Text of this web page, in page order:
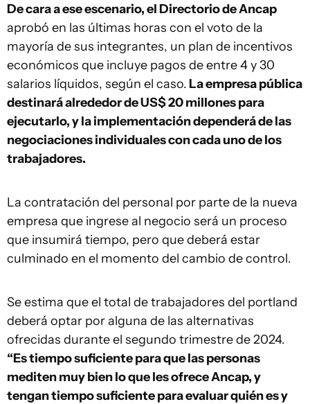
De cara a ese escenario, el Directorio de Ancap
aprobó en las últimas horas con el voto de la
mayoría de sus integrantes, un plan de incentivos
económicos que incluye pagos de entre 4 y 30
salarios líquidos, según el caso. La empresa pública
destinará alrededor de US$ 20 millones para
ejecutarlo, y la implementación dependerá de las
negociaciones individuales con cada uno de los
trabajadores.
La contratación del personal por parte de la nueva
empresa que ingrese al negocio será un proceso
que insumirá tiempo, pero que deberá estar
culminado en el momento del cambio de control.
Se estima que el total de trabajadores del portland
deberá optar por alguna de las alternativas
ofrecidas durante el segundo trimestre de 2024.
“Es tiempo suficiente para que las personas
mediten muy bien lo que les ofrece Ancap, y
tengan tiempo suficiente para evaluar quién es y